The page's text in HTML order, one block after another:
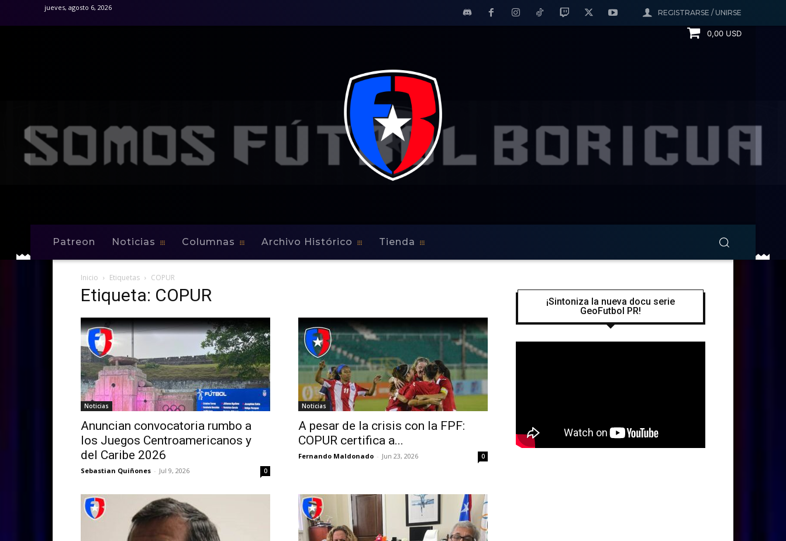
REGISTRARSE / UNIRSE
jueves, agosto 6, 2026
0,00 USD
Patreon Noticias Columnas Archivo Histórico Tienda
Inicio Etiquetas COPUR
Etiqueta: COPUR
Noticias
Anuncian convocatoria rumbo a
los Juegos Centroamericanos y
del Caribe 2026
Sebastian Quiñones - Jul 9, 2026 0
Noticias
A pesar de la crisis con la FPF:
COPUR certifica a...
Fernando Maldonado - Jun 23, 2026 0
¡Sintoniza la nueva docu serie
GeoFutbol PR!